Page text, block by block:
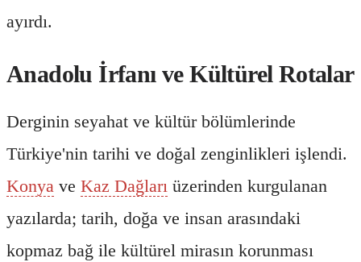
ayırdı.
Anadolu İrfanı ve Kültürel Rotalar
Derginin seyahat ve kültür bölümlerinde
Türkiye'nin tarihi ve doğal zenginlikleri işlendi.
Konya ve Kaz Dağları üzerinden kurgulanan
yazılarda; tarih, doğa ve insan arasındaki
kopmaz bağ ile kültürel mirasın korunması